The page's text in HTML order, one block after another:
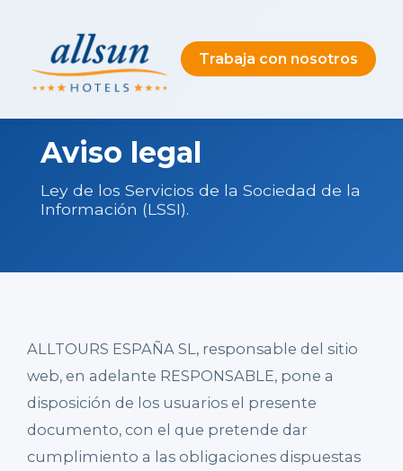
Trabaja con nosotros
Aviso legal
Ley de los Servicios de la Sociedad de la
Información (LSSI).
ALLTOURS ESPAÑA SL, responsable del sitio
web, en adelante RESPONSABLE, pone a
disposición de los usuarios el presente
documento, con el que pretende dar
cumplimiento a las obligaciones dispuestas